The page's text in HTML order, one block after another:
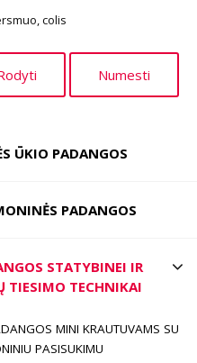
colis
ŪKIO PADANGOS
PADANGOS
STATYBINEI IR
TIESIMO TECHNIKAI
MINI KRAUTUVAMS SU
PASISUKIMU